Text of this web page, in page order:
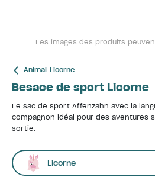
Les images des produits
Animal-Licorne
Besace de sport Licorne
Le sac de sport Affenzahn avec la
compagnon idéal pour des aventures
sortie.
Licorne